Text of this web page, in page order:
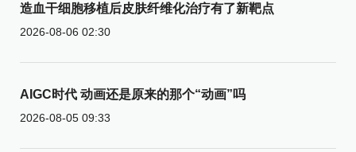
造血干细胞移植后皮肤纤维化治疗有了新靶点
2026-08-06 02:30
AIGC时代 动画还是原来的那个“动画”吗
2026-08-05 09:33